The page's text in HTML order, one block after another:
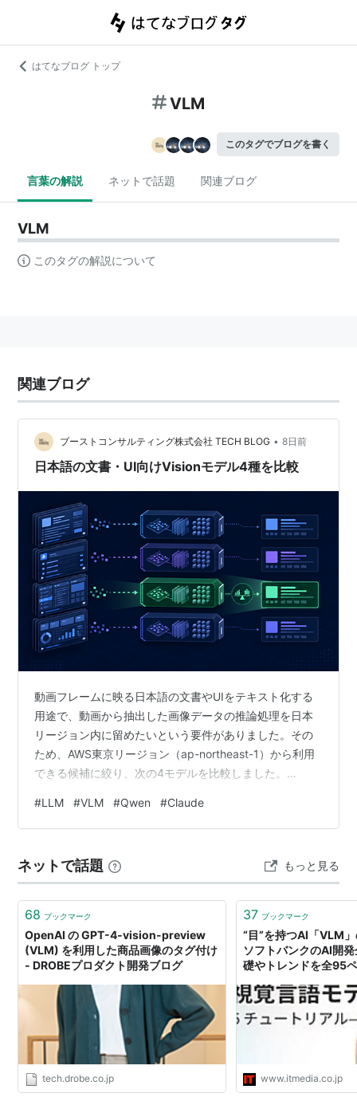
はてなブログ トップ
VLM
このタグでブログを書く
言葉の解説 ネットで話題 関連ブログ
VLM
このタグの解説について
関連ブログ
ブーストコンサルティング株式会社 TECH BLOG • 8日前
日本語の文書・UI向けVisionモデル4種を比較
動画フレームに映る日本語の文書やUIをテキスト化する
用途で、動画から抽出した画像データの推論処理を日本
リージョン内に留めたいという要件がありました。その
ため、AWS東京リージョン（ap-northeast-1）から利用
できる候補に絞り、次の4モデルを比較しました。
A22B Kimi K2.5 したがって、利用可能なVisionモデル全
体の網羅的な比較ではなく、日本リージョンでの運用を
な数値、日付、固有名詞、UIラベルの正しさ、処理時
間、input…
#LLM #VLM #Qwen #Claude
ネットで話題 もっと見る
68 ブックマーク
OpenAI の GPT-4-vision-preview
(VLM) を利用した商品画像のタグ付け
- DROBEプロダクト開発ブログ
tech.drobe.co.jp
37 ブックマーク
“目”を持つAI「VLM
ソフトバンクのAI開
礎やトレンドを全95
www.itmedia.co.jp